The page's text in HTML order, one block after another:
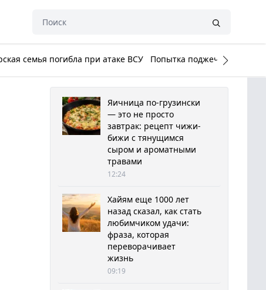
семья погибла при атаке ВСУ Попытка поджечь Белый
Яичница по-грузински
— это не просто
завтрак: рецепт чижи-
бижи с тянущимся
сыром и ароматными
травами
12:24
Хайям еще 1000 лет
назад сказал, как стать
любимчиком удачи:
фраза, которая
переворачивает
жизнь
09:19